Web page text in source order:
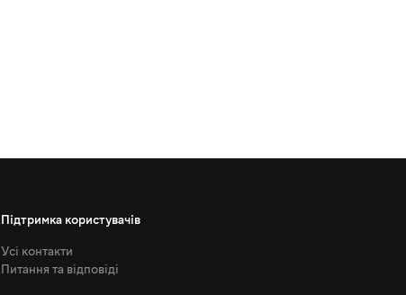
Підтримка користувачів
Усі контакти
Питання та відповіді